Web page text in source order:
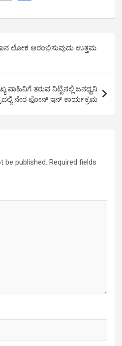
py
Li
n
k
ar
e
ಲೋಕ ಆರಂಭಿಸುವುದು ಉತ್ತಮ
ವಾಹಿನಿಗೆ ತರುವ ನಿಟ್ಟಿನಲ್ಲಿ ಜನಧ್ವನಿ
ನೇರ ಫೋನ್ ಇನ್ ಕಾರ್ಯಕ್ರಮ
be published. Required fields